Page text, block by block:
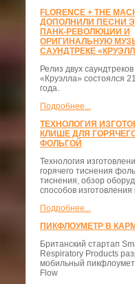
FLORENCE + THE
ДОПОЛНИЛИ ПЕСНИ
ПАНК-РЕВОЛЮЦИИ И
ОРИГИНАЛЬНУЮ
САУНДТРЕКЕ
Релиз двух
«Круэлла» состоялся
года.
Подробнее...
ТЕХНОЛОГИЯ
КЛИШЕ ДЛЯ
ФОЛЬГОЙ
Технология
горячего тиснения
тиснения, обзор
способов
Подробнее...
ПИКФЛОУМЕТР В
Британский стартап
Respiratory Products
мобильный
Flow